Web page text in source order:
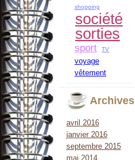
shopping
société
sorties
sport TV
voyage
vêtement
Archives
avril 2016
janvier 2016
septembre 2015
mai 2014